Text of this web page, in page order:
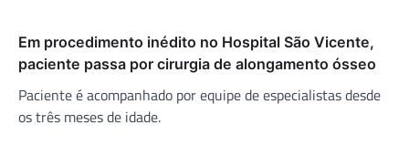
Em procedimento inédito no Hospital São Vicente,
paciente passa por cirurgia de alongamento ósseo
Paciente é acompanhado por equipe de especialistas desde
os três meses de idade.